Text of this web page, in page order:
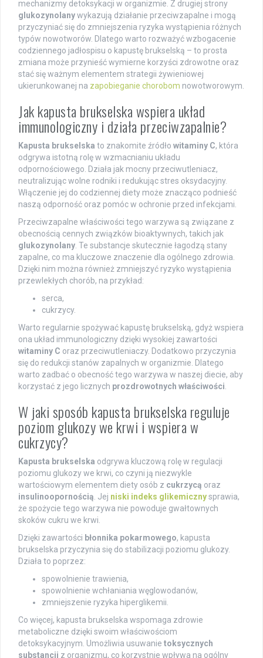
mechanizmy detoksykacji w organizmie. Z drugiej strony
glukozynolanywykazują działanie przeciwzapalne i mogą
przyczyniać się do zmniejszenia ryzyka wystąpienia różnych
typów nowotworów. Dlatego warto rozważyć wzbogacenie
codziennego jadłospisu o kapustę brukselską – to prosta
zmiana może przynieść wymierne korzyści zdrowotne oraz
stać się ważnym elementem strategii żywieniowej
ukierunkowanej na zapobieganie chorobom nowotworowym.
Jak kapusta brukselska wspiera układ
immunologiczny i działa przeciwzapalnie?
Kapusta brukselska to znakomite źródło witaminy C, która
odgrywa istotną rolę w wzmacnianiu układu
odpornościowego. Działa jak mocny przeciwutleniacz,
neutralizując wolne rodniki i redukując stres oksydacyjny.
Włączenie jej do codziennej diety może znacząco podnieść
naszą odporność oraz pomóc w ochronie przed infekcjami.
Przeciwzapalne właściwości tego warzywa są związane z
obecnością cennych związków bioaktywnych, takich jak
glukozynolany . Te substancje skutecznie łagodzą stany
zapalne, co ma kluczowe znaczenie dla ogólnego zdrowia.
Dzięki nim można również zmniejszyć ryzyko wystąpienia
przewlekłych chorób, na przykład:
serca,
cukrzycy.
Warto regularnie spożywać kapustę brukselską, gdyż wspiera
ona układ immunologiczny dzięki wysokiej zawartości
witaminy C oraz przeciwutleniaczy. Dodatkowo przyczynia
się do redukcji stanów zapalnych w organizmie. Dlatego
warto zadbać o obecność tego warzywa w naszej diecie, aby
korzystać z jego licznych prozdrowotnych właściwości
W jaki sposób kapusta brukselska reguluje
poziom glukozy we krwi i wspiera w
cukrzycy?
Kapusta brukselska odgrywa kluczową rolę w regulacji
poziomu glukozy we krwi, co czyni ją niezwykle
wartościowym elementem diety osób z cukrzycą oraz
insulinoopornością . Jej niski indeks glikemicznysprawia,
że spożycie tego warzywa nie powoduje gwałtownych
skoków cukru we krwi.
Dzięki zawartości błonnika pokarmowego, kapusta
brukselska przyczynia się do stabilizacji poziomu glukozy.
Działa to poprzez:
spowolnienie trawienia,
spowolnienie wchłaniania węglowodanów,
zmniejszenie ryzyka hiperglikemii.
Co więcej, kapusta brukselska wspomaga zdrowie
metaboliczne dzięki swoim właściwościom
detoksykacyjnym. Umożliwia usuwanie toksycznych
substancji z organizmu, co korzystnie wpływa na ogólny